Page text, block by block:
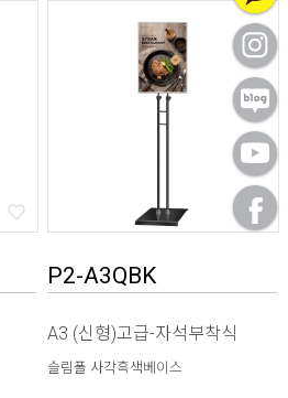
P2-A3QBK
A3 (신형)고급-자석부착식
슬림폴 사각흑색베이스